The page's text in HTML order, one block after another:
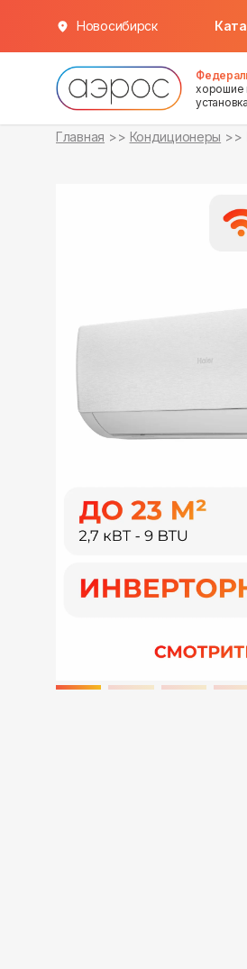
Новосибирск
хорошие
Главная Кондиционеры
в наличии
в наличии